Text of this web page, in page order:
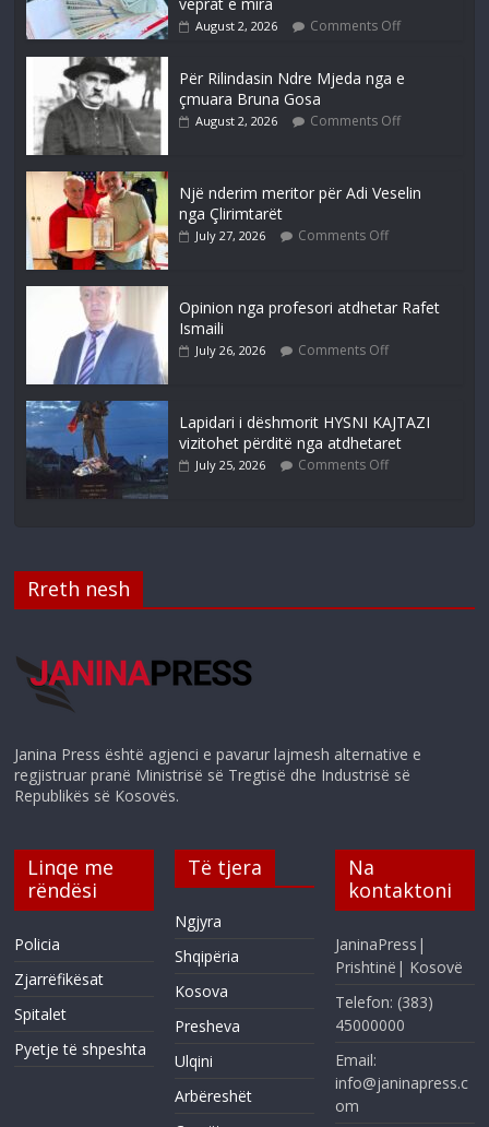
August 2, 2026 Comments Off
Për Rilindasin Ndre Mjeda nga e
çmuara Bruna Gosa
August 2, 2026 Comments Off
Një nderim meritor për Adi Veselin
nga Çlirimtarët
July 27, 2026 Comments Off
Opinion nga profesori atdhetar Rafet
Ismaili
July 26, 2026 Comments Off
Lapidari i dëshmorit HYSNI KAJTAZI
vizitohet përditë nga atdhetaret
July 25, 2026 Comments Off
Rreth nesh
Janina Press është agjenci e pavarur lajmesh alternative e
regjistruar pranë Ministrisë së Tregtisë dhe Industrisë së
Republikës së Kosovës.
Linqe me
rëndësi
Policia
Zjarrëfikësat
Spitalet
Pyetje të shpeshta
Të tjera
Ngjyra
Shqipëria
Kosova
Presheva
Ulqini
Arbëreshët
Na
kontaktoni
JaninaPress|
Prishtinë| Kosovë
Telefon: (383)
45000000
Email:
info@janinapress.c
om